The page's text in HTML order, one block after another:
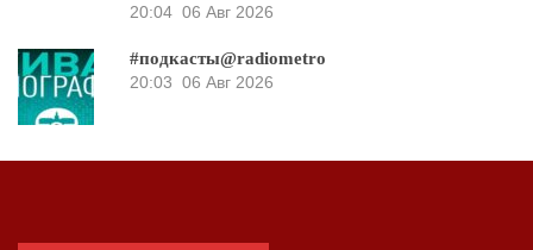
20:04 06 Авг 2026
#подкасты@radiometro
20:03 06 Авг 2026